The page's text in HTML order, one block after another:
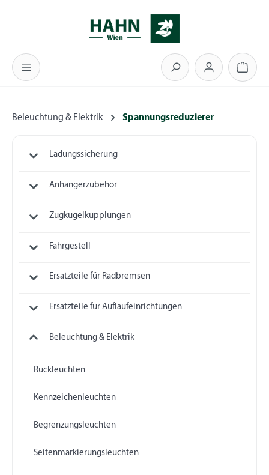
Beleuchtung & Elektrik Spannungsreduzierer
Ladungssicherung
Anhängerzubehör
Zugkugelkupplungen
Fahrgestell
Ersatzteile für Radbremsen
Ersatzteile für Auflaufeinrichtungen
Beleuchtung & Elektrik
Rückleuchten
Kennzeichenleuchten
Begrenzungsleuchten
Seitenmarkierungsleuchten